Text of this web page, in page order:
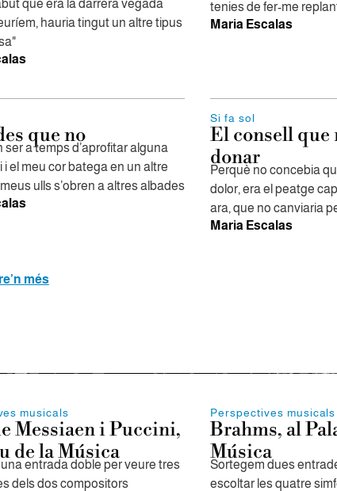
que era la darrera vegada
hauria tingut un altre tipus
tenies de fer-me
Maria Escalas
que no
ser a temps d’aprofitar alguna
i el meu cor batega en un altre
ulls s’obren a altres albades
Si fa sol
El consell que
donar
Perquè no concebia
dolor, era el peatge
ara, que no canviaria
Maria Escalas
més
musicals
Messiaen i Puccini,
de la Música
entrada doble per veure tres
dels dos compositors
Perspectives musicals
Brahms, al
Música
Sortegem dues
escoltar les quatre